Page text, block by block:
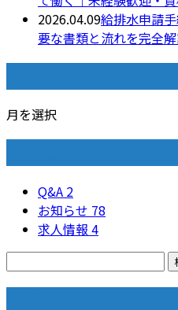
2026.04.09給排水申請
要な書類と流れを完全
月を選択
Q&A 2
お知らせ 78
求人情報 4